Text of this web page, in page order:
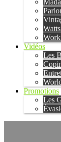
Vidéos
Les
Promotions
Les